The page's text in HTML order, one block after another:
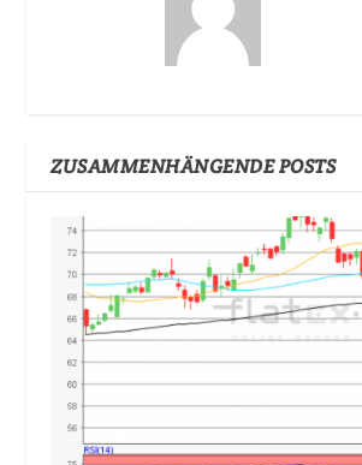
ZUSAMMENHÄNGENDE POSTS